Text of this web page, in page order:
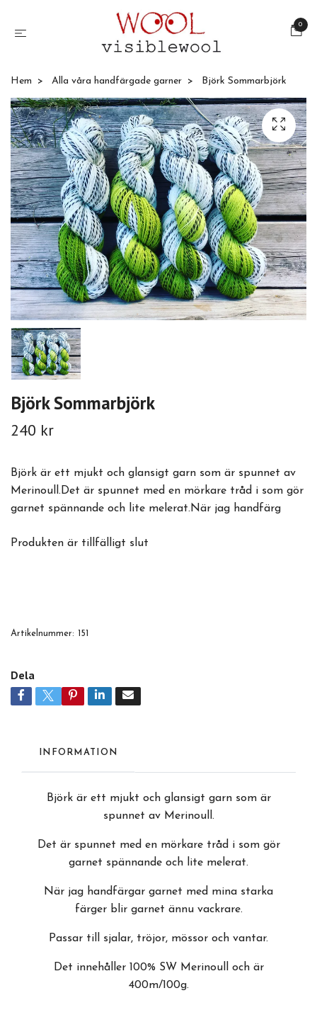
0
Hem Alla våra handfärgade garner Björk Sommarbjörk
Björk Sommarbjörk
240 kr
Björk är ett mjukt och glansigt garn som är spunnet av
Merinoull.Det är spunnet med en mörkare tråd i som gör
garnet spännande och lite melerat.När jag handfärg
Produkten är tillfälligt slut
Artikelnummer: 151
Dela
INFORMATION
Björk är ett mjukt och glansigt garn som är
spunnet av Merinoull.
Det är spunnet med en mörkare tråd i som gör
garnet spännande och lite melerat.
När jag handfärgar garnet med mina starka
färger blir garnet ännu vackrare.
Passar till sjalar, tröjor, mössor och vantar.
Det innehåller 100% SW Merinoull och är
400m/100g.